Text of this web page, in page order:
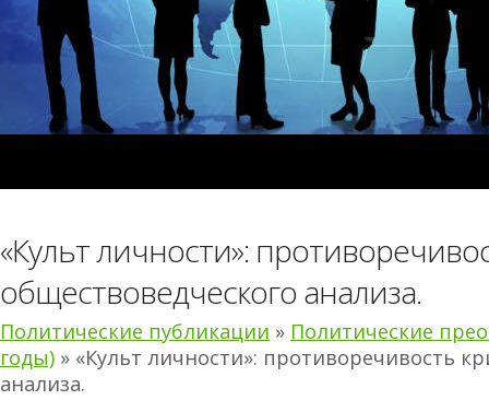
«Культ личности»:
обществоведческого анализа.
Политические публикации » Политические
годы) » «Культ личности»: противоречивость
анализа.